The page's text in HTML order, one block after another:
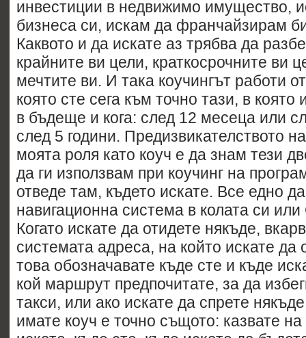
инвестиции в недвижимо имущество,
бизнеса си, искам да франчайзирам
Каквото и да искате аз трябва да
крайните ви цели, краткосрочните ви
мечтите ви. И така коучингът работи
която сте сега към точно тази, в която
в бъдеще и кога: след 12 месеца или
след 5 години. Предизвикателството
моята роля като коуч е да знам тези
да ги използвам при коучинг на
отведе там, където искате. Все едно
навигационна система в колата си
Когато искате да отидете някъде,
системата адреса, на който искате да
това обозначавате къде сте и къде
кой маршрут предпочитате, за да
такси, или ако искате да спрете
имате коуч е точно същото: казвате